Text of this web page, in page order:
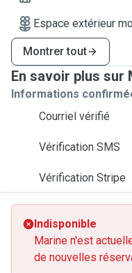
Espace extérieur
Montrer tout
En savoir plus sur
Informations
Courriel vérifié
Vérification SMS
Vérification Stripe
Indisponible
Marine n'est
de nouvelles